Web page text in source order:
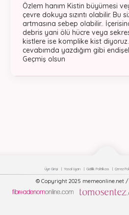
Özlem hanım Kistin büyümesi
çevre dokuya sızıntı olabilir. Bu
artmasına sebep olabilir..
debris yani ölü hücre veya
kistlere ise komplike kist
cevabımda yazdığım gibi
Geçmiş olsun
Üye Girişi Yasal Uyarı Gizlilik Politikası Çerez
© Copyright 2025 memeonline.net /